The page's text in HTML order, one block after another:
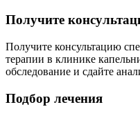
Получите
Получите консультацию
терапии в клинике
обследование и сдайте
Подбор лечения